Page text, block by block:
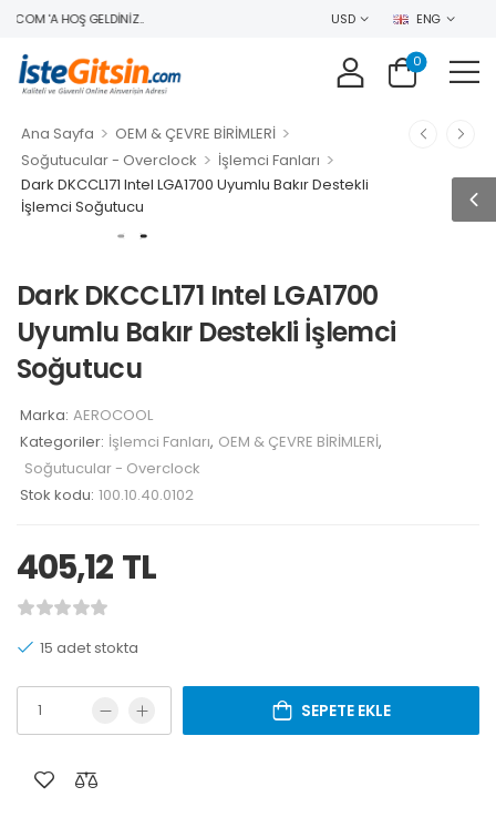
'A HOŞ GELDINIZ.. USD ENG
0
Ana Sayfa > OEM & ÇEVRE BİRİMLERİ >
Soğutucular - Overclock > İşlemci Fanları >
Dark DKCCL171 Intel LGA1700 Uyumlu Bakır Destekli
İşlemci Soğutucu
Dark DKCCL171 Intel LGA1700
Uyumlu Bakır Destekli İşlemci
Soğutucu
Marka: AEROCOOL
Kategoriler: İşlemci Fanları, OEM & ÇEVRE BİRİMLERİ,
Soğutucular - Overclock
Stok kodu: 100.10.40.0102
405,12 TL
15 adet stokta
SEPETE EKLE